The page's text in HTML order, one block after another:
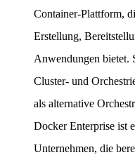
Container-Plattform,
Erstellung,
Anwendungen bietet.
Cluster- und
als alternative
Docker Enterprise ist
Unternehmen, die